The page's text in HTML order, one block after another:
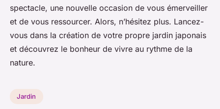
spectacle, une nouvelle occasion de vous émerveiller
et de vous ressourcer. Alors, n’hésitez plus. Lancez-
vous dans la création de votre propre jardin japonais
et découvrez le bonheur de vivre au rythme de la
nature.
Jardin